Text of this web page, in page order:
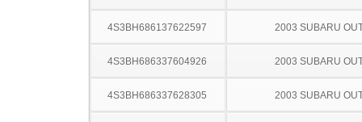
4S3BH686137622597 2003 SUBARU
4S3BH686337604926 2003 SUBARU
4S3BH686337628305 2003 SUBARU